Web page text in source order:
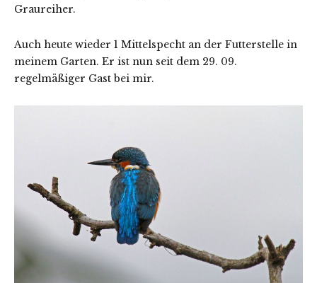
Graureiher.
Auch heute wieder 1 Mittelspecht an der Futterstelle in
meinem Garten. Er ist nun seit dem 29. 09.
regelmäßiger Gast bei mir.